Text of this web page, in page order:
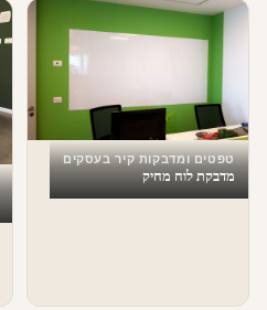
טפטים ומדבקות קיר בעסקים
מדבקת לוח מחיק